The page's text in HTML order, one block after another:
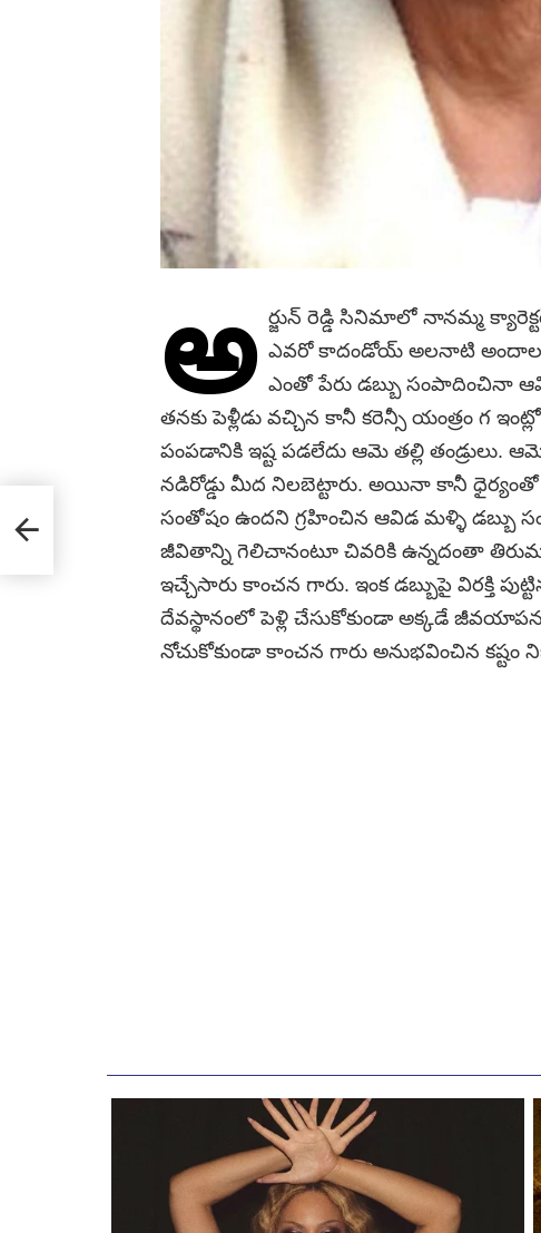
అ ర్జున్ రెడ్డి సినిమాలో నానమ్మ
ఎవరో కాదండోయ్ అలనాటి అందాల
ఎంతో పేరు డబ్బు సంపాదించినా
తనకు పెళ్లీడు వచ్చిన కానీ కరెన్సీ యంత్రం గ
పంపడానికి ఇష్ట పడలేదు ఆమె తల్లి తండ్రులు.
నడిరోడ్డు మీద నిలబెట్టారు. అయినా కానీ
సంతోషం ఉందని గ్రహించిన ఆవిడ మళ్ళి
జీవితాన్ని గెలిచానంటూ చివరికి ఉన్నదంతా
ఇచ్చేసారు కాంచన గారు. ఇంక డబ్బుపై విరక్తి
దేవస్థానంలో పెళ్లి చేసుకోకుండా అక్కడే జీవయాపన
నోచుకోకుండా కాంచన గారు అనుభవించిన